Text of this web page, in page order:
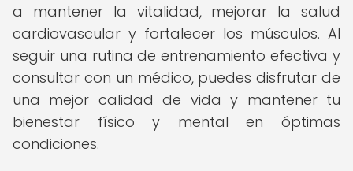
a mantener la vitalidad, mejorar la salud
cardiovascular y fortalecer los músculos. Al
seguir una rutina de entrenamiento efectiva y
consultar con un médico, puedes disfrutar de
una mejor calidad de vida y mantener tu
bienestar físico y mental en óptimas
condiciones.